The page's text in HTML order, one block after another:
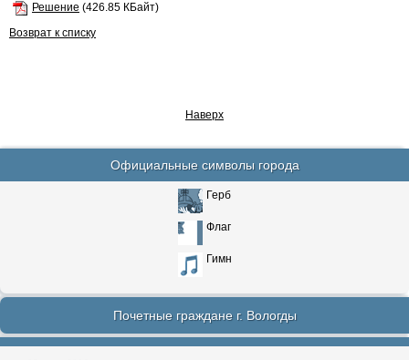
Решение (426.85 КБайт)
Возврат к списку
Наверх
Официальные символы города
Герб
Флаг
Гимн
Почетные граждане г. Вологды